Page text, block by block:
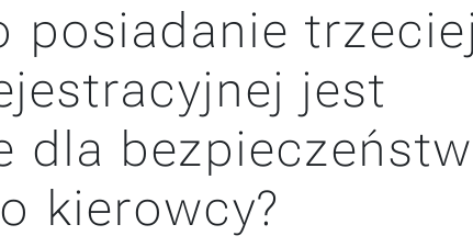
posiadanie trzeciej
jest
dla
kierowcy?